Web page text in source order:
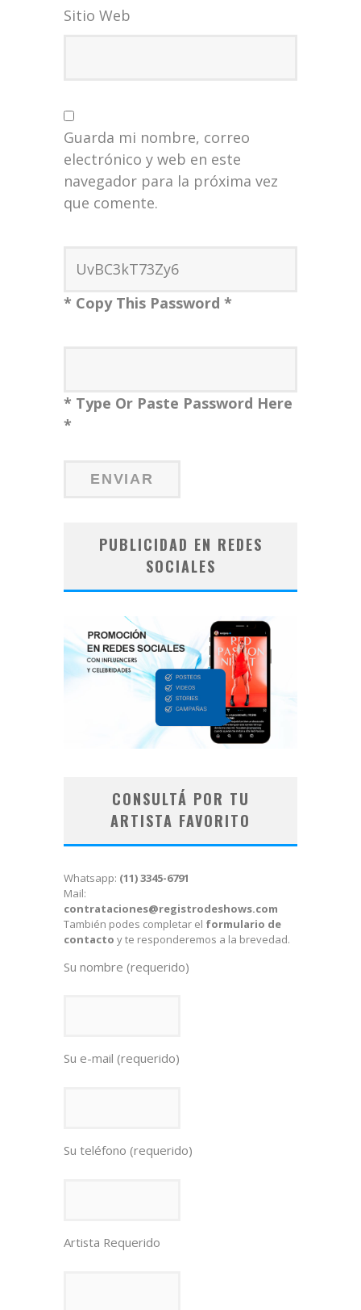
Sitio Web
Guarda mi nombre, correo
electrónico y web en este
navegador para la próxima vez
que comente.
* Copy This Password *
* Type Or Paste Password Here
*
PUBLICIDAD EN REDES
SOCIALES
CONSULTÁ POR TU
ARTISTA FAVORITO
Whatsapp: (11) 3345-6791
Mail:
contrataciones@registrodeshows.com
También podes completar el formulario de
contacto y te responderemos a la brevedad.
Su nombre (requerido)
Su e-mail (requerido)
Su teléfono (requerido)
Artista Requerido